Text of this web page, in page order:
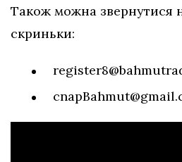
Також можна звернутися
скриньки: